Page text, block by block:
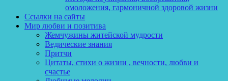
омоложения, гармоничной здоровой жизни
Ссылки на сайты
Мир любви и позитива
Жемчужины житейской мудрости
Ведические знания
Притчи
Цитаты, стихи о жизни , вечности, любви и
счастье